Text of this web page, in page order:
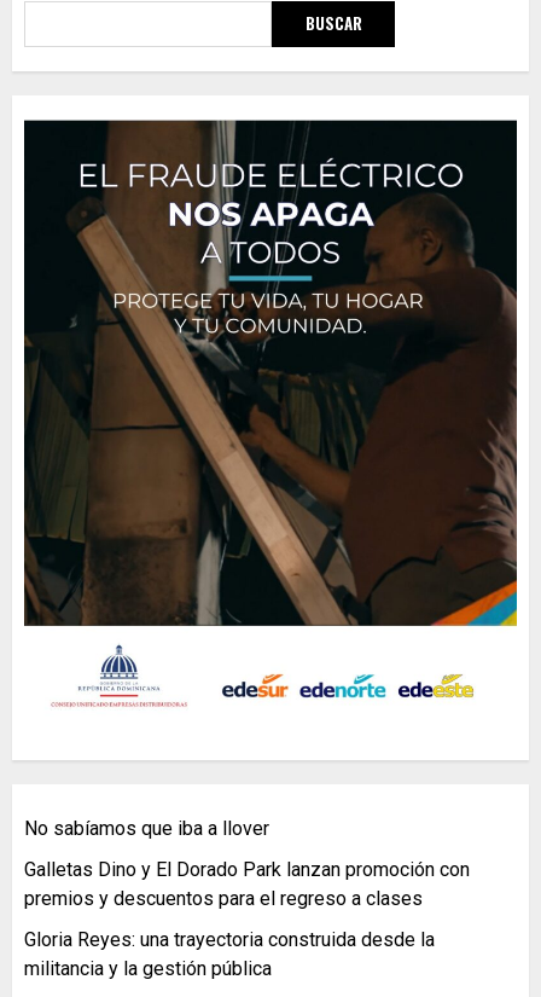
BUSCAR
No sabíamos que iba a llover
Galletas Dino y El Dorado Park lanzan promoción con
premios y descuentos para el regreso a clases
Gloria Reyes: una trayectoria construida desde la
militancia y la gestión pública